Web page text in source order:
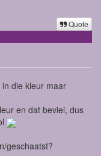
Quote
die kleur maar
en dat beviel, dus
geschaatst?